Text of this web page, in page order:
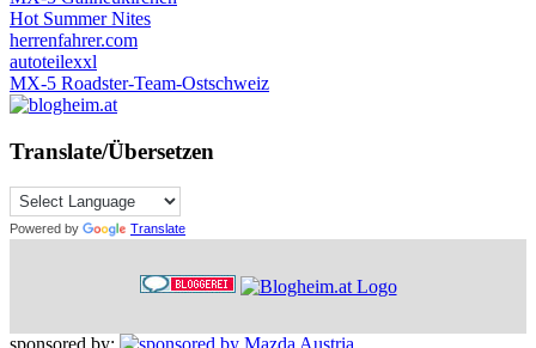
Hot Summer Nites
herrenfahrer.com
autoteilexxl
MX-5 Roadster-Team-Ostschweiz
Translate/Übersetzen
Powered by Translate
sponsored by: